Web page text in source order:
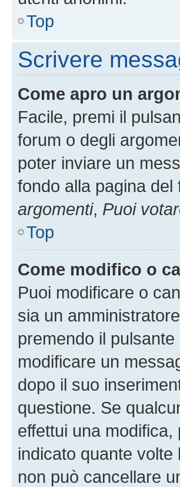
Top
Scrivere
Come apro un
Facile, premi il
forum o degli
poter inviare un
fondo alla pagina
argomenti, Puoi
Top
Come modifico o
Puoi modificare o
sia un
premendo il
modificare un
dopo il suo
questione. Se
effettui una
indicato quante volte
non può cancellare